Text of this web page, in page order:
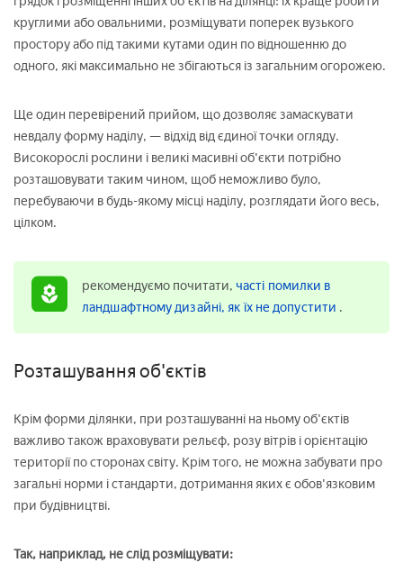
круглими або овальними, розміщувати поперек вузького
простору або під такими кутами один по відношенню до
одного, які максимально не збігаються із загальним огорожею.
Ще один перевірений прийом, що дозволяє замаскувати
невдалу форму наділу, — відхід від єдиної точки огляду.
Високорослі рослини і великі масивні об'єкти потрібно
розташовувати таким чином, щоб неможливо було,
перебуваючи в будь-якому місці наділу, розглядати його весь,
цілком.
рекомендуємо почитати, часті помилки в
ландшафтному дизайні, як їх не допустити .
Розташування об'єктів
Крім форми ділянки, при розташуванні на ньому об'єктів
важливо також враховувати рельєф, розу вітрів і орієнтацію
території по сторонах світу. Крім того, не можна забувати про
загальні норми і стандарти, дотримання яких є обов'язковим
при будівництві.
Так, наприклад, не слід розміщувати: